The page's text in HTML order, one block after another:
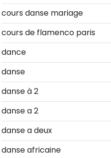
cours danse mariage
cours de flamenco paris
dance
danse
danse à 2
danse a 2
danse a deux
danse africaine